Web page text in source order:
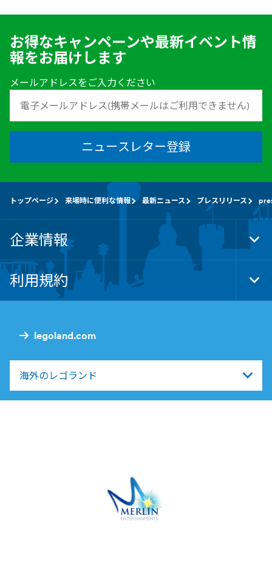
お得なキャンペーンや最新イベント情
報をお届けします
メールアドレスをご入力ください
ニュースレター登録
legoland.com
海外のレゴランド
トップページ 来場時に便利な情報 最新ニュース プレスリリース
企業情報
利用規約